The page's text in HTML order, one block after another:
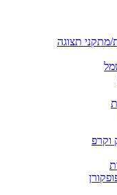
מתקני תצוגה
וקרפ